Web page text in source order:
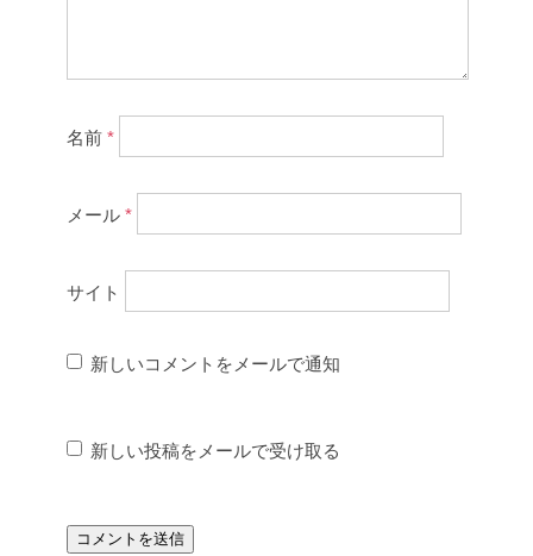
名前 *
メール *
サイト
新しいコメントをメールで通知
新しい投稿をメールで受け取る